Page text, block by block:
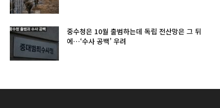
중수청은 10월 출범하는데 독립 전산망은 그 뒤
에…‘수사 공백’ 우려